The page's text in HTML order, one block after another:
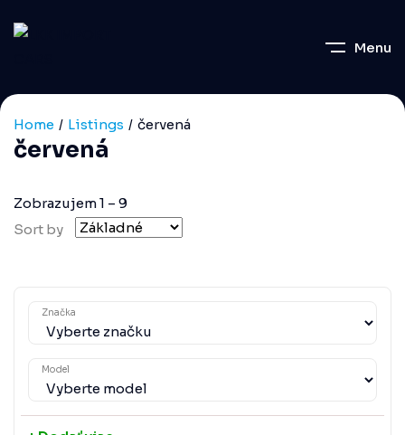
Menu
Home Listings červená
červená
Zobrazujem1 – 9
Sort by
Značka
Model